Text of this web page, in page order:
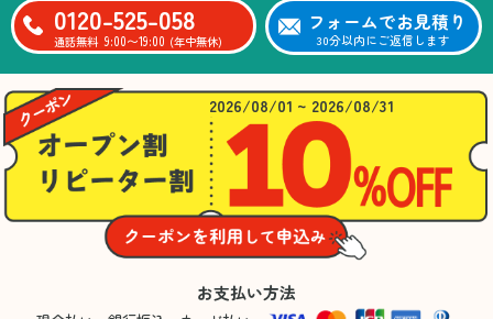
0120-525-058
通話無料 9:00〜19:00 (年中無休)
フォームでお見積り
30分以内にご返信します
2026/08/01 ~ 2026/08/31
お支払い方法